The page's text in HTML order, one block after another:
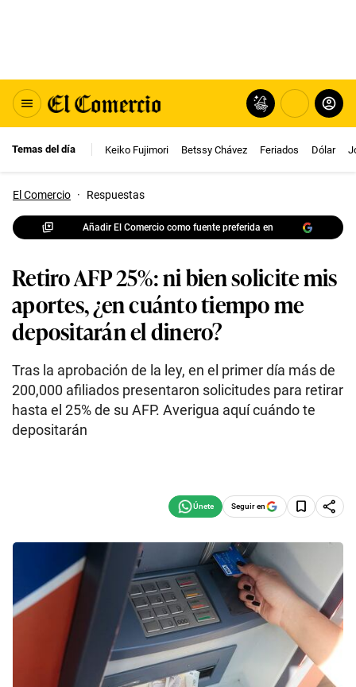
Temas del día Keiko Fujimori Betssy Chávez Feriados Dólar
El Comercio · Respuestas
Añadir El Comercio como fuente preferida en
Retiro AFP 25%: ni bien solicite mis
aportes, ¿en cuánto tiempo me
depositarán el dinero?
Tras la aprobación de la ley, en el primer día más de
200,000 afiliados presentaron solicitudes para retirar
hasta el 25% de su AFP. Averigua aquí cuándo te
depositarán
Seguir en